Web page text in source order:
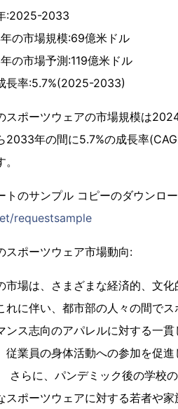
:2025-2033
の市場規模:69億米ドル
の市場予測:119億米ドル
長率:5.7%(2025-2033)
スポーツウェアの市場規模は
2033年の間に5.7%の成長率
トのサンプル コピーのダウンロ
requestsample
スポーツウェア市場動向:
市場は、さまざまな経済的、文
れに伴い、都市部の人々の間で
ンス志向のアパレルに対する一
従業員の身体活動への参加を促
さらに、パンデミック後の学校
スポーツウェアに対する若者や